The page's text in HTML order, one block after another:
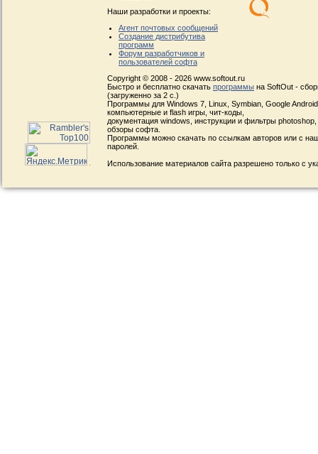
Наши разработки и проекты:
Агент почтовых сообщений
Создание дистрибутива
программ
Форум разработчиков и
пользователей софта
Copyright © 2008 - 2026 www.softout.ru
Быстро и бесплатно скачать программы на SoftOut -
(загруженно за 2 с.)
Программы для Windows 7, Linux, Symbian, Google
компьютерные и flash игры, чит-коды,
документация windows, инструкции и фильтры
обзоры софта.
Программы можно скачать по ссылкам авторов или с
паролей.
Использование материалов сайта разрешено только с